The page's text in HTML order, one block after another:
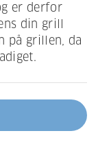
er derfor
din grill
på grillen, da